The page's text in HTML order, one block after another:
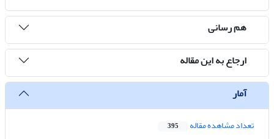
هم رسانی
ارجاع به این مقاله
آمار
تعداد مشاهده مقاله 395